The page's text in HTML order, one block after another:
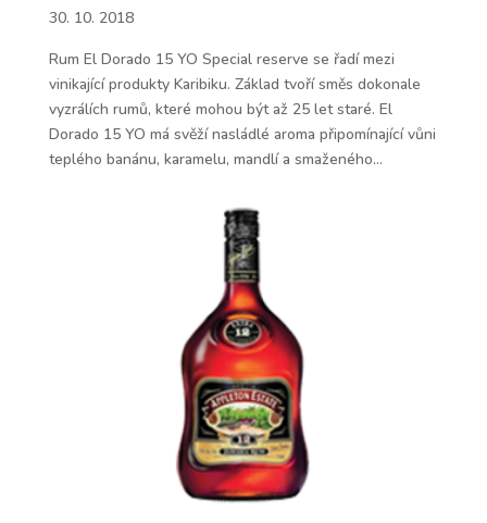
30. 10. 2018
Rum El Dorado 15 YO Special reserve se řadí mezi
vinikající produkty Karibiku. Základ tvoří směs dokonale
vyzrálích rumů, které mohou být až 25 let staré. El
Dorado 15 YO má svěží nasládlé aroma připomínající vůni
teplého banánu, karamelu, mandlí a smaženého...